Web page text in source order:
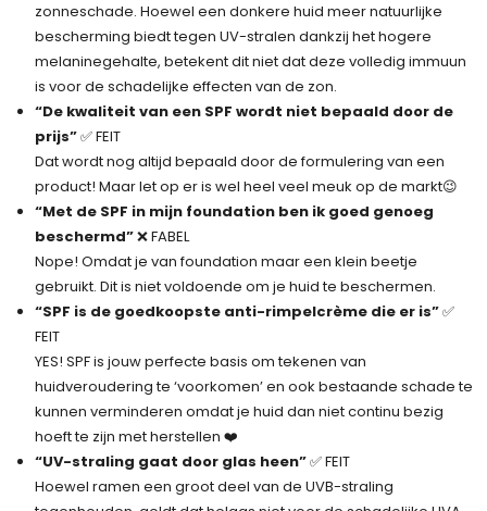
zonneschade. Hoewel een donkere huid meer natuurlijke
bescherming biedt tegen UV-stralen dankzij het hogere
melaninegehalte, betekent dit niet dat deze volledig immuun
is voor de schadelijke effecten van de zon.
“De kwaliteit van een SPF wordt niet bepaald door de
prijs”✅ FEIT
Dat wordt nog altijd bepaald door de formulering van een
product! Maar let op er is wel heel veel meuk op de markt😉
“Met de SPF in mijn foundation ben ik goed genoeg
beschermd”❌ FABEL
Nope! Omdat je van foundation maar een klein beetje
gebruikt. Dit is niet voldoende om je huid te beschermen.
“SPF is de goedkoopste anti-rimpelcrème die er is”✅
FEIT
YES! SPF is jouw perfecte basis om tekenen van
huidveroudering te ‘voorkomen’ en ook bestaande schade te
kunnen verminderen omdat je huid dan niet continu bezig
hoeft te zijn met herstellen ❤️‍
“UV-straling gaat door glas heen”✅ FEIT
Hoewel ramen een groot deel van de UVB-straling